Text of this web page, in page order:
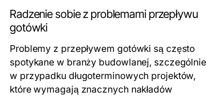
Radzenie sobie z problemami przepływu
gotówki
Problemy z przepływem gotówki są często
spotykane w branży budowlanej, szczególnie
w przypadku długoterminowych projektów,
które wymagają znacznych nakładów